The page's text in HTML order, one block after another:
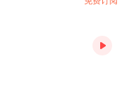
忆，短相思兮无穷极。